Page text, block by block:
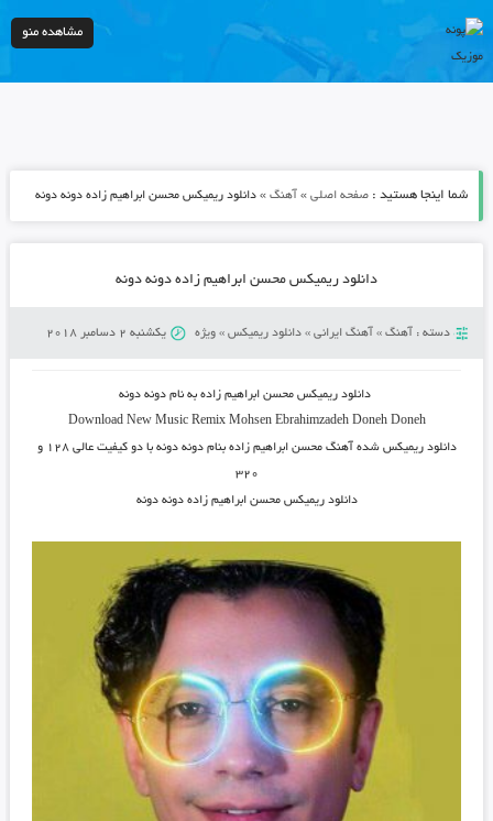
مشاهده منو
شما اینجا هستید : صفحه اصلی» آهنگ» دانلود ریمیکس محسن ابراهیم زاده دونه دونه
دانلود ریمیکس محسن ابراهیم زاده دونه دونه
دسته : آهنگ» آهنگ ایرانی» دانلود ریمیکس» ویژه یکشنبه 2 دسامبر 2018
دانلود ریمیکس محسن ابراهیم زاده به نام دونه دونه
Download New Music Remix Mohsen Ebrahimzadeh Doneh Doneh
دانلود ریمیکس شده آهنگ محسن ابراهیم زاده بنام دونه دونه
با دو کیفیت عالی ۱۲۸ و
۳۲۰
دانلود ریمیکس محسن ابراهیم زاده دونه دونه